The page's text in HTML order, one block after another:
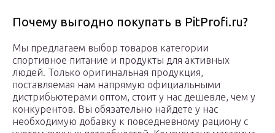
Почему выгодно покупать в PitProfi.ru?
Мы предлагаем выбор товаров категории
спортивное питание и продукты для активных
людей. Только оригинальная продукция,
поставляемая нам напрямую официальными
дистрибьютерами оптом, стоит у нас дешевле, чем у
конкурентов. Вы обязательно найдете у нас
необходимую добавку к повседневному рациону с